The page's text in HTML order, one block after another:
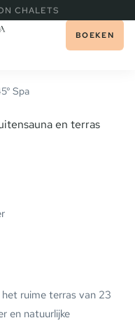
CHALETS
BOEKEN
Spa
ruime terras van 23
en natuurlijke